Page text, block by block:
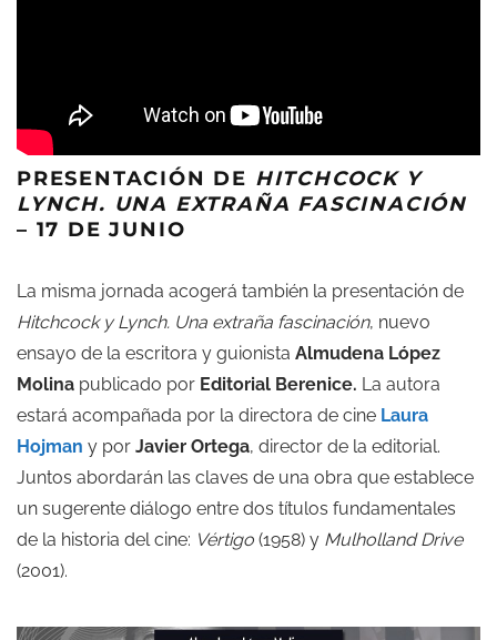
PRESENTACIÓN DE HITCHCOCK Y
LYNCH. UNA EXTRAÑA FASCINACIÓN
– 17 DE JUNIO
La misma jornada acogerá también la presentación de
Hitchcock y Lynch. Una extraña fascinación, nuevo
ensayo de la escritora y guionista Almudena López
Molina publicado por Editorial Berenice. La autora
estará acompañada por la directora de cine Laura
Hojman y por Javier Ortega, director de la editorial.
Juntos abordarán las claves de una obra que establece
un sugerente diálogo entre dos títulos fundamentales
de la historia del cine: Vértigo (1958) y Mulholland Drive
(2001).